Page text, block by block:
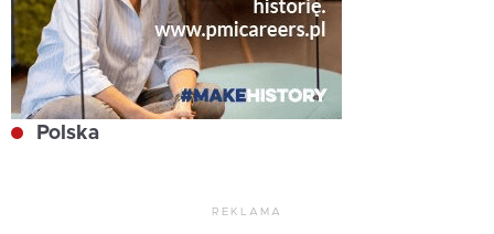
Polska
REKLAMA